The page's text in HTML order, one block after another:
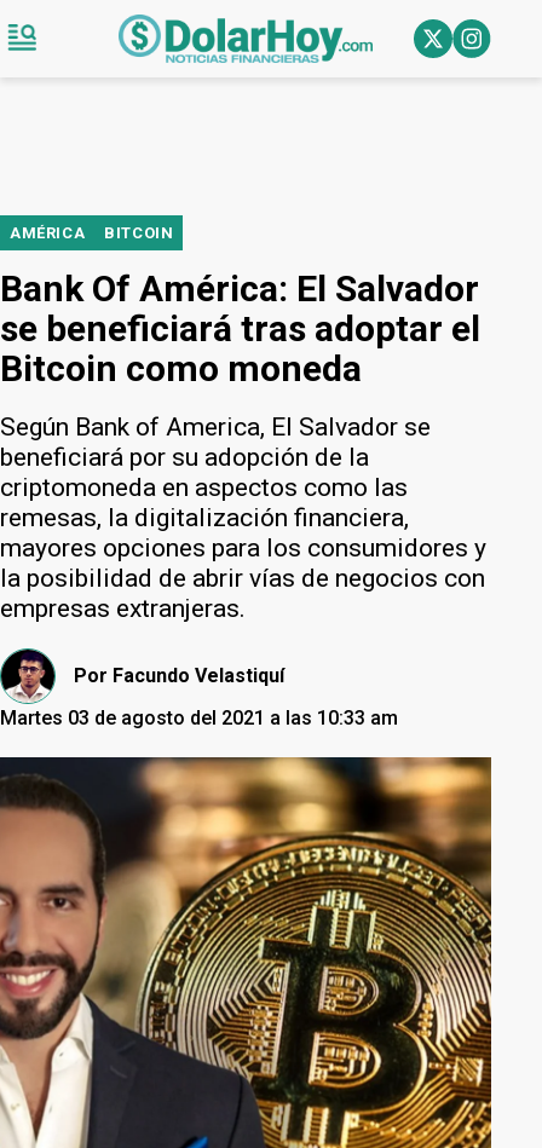
AMÉRICA BITCOIN
Bank Of América: El Salvador
se beneficiará tras adoptar el
Bitcoin como moneda
Según Bank of America, El Salvador se
beneficiará por su adopción de la
criptomoneda en aspectos como las
remesas, la digitalización financiera,
mayores opciones para los consumidores y
la posibilidad de abrir vías de negocios con
empresas extranjeras.
Por Facundo Velastiquí
Martes 03 de agosto del 2021 a las 10:33 am